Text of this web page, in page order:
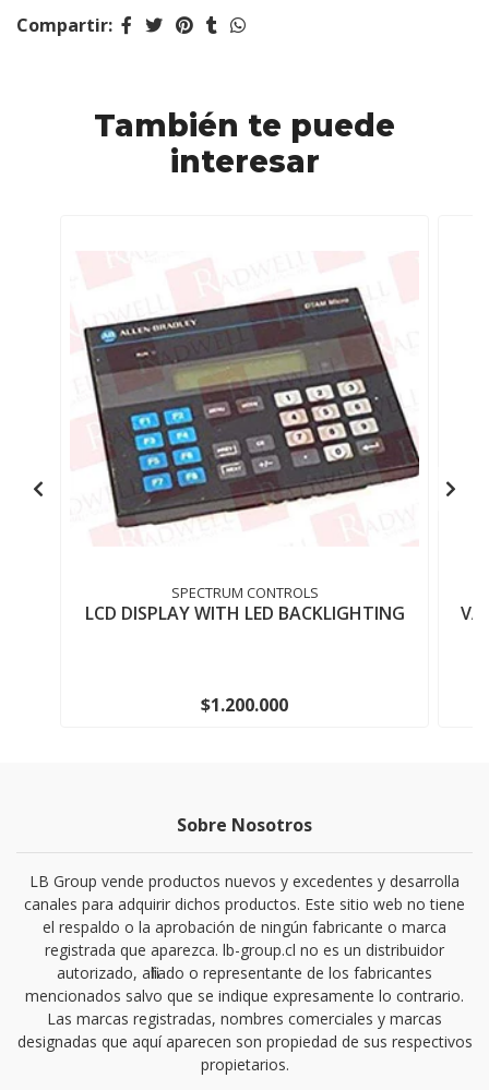
Compartir:
También te puede
interesar
SPECTRUM CONTROLS
LCD DISPLAY WITH LED BACKLIGHTING
$1.200.000
Sobre Nosotros
LB Group vende productos nuevos y excedentes y desarrolla
canales para adquirir dichos productos. Este sitio web no tiene
el respaldo o la aprobación de ningún fabricante o marca
registrada que aparezca. lb-group.cl no es un distribuidor
autorizado, afiliado o representante de los fabricantes
mencionados salvo que se indique expresamente lo contrario.
Las marcas registradas, nombres comerciales y marcas
designadas que aquí aparecen son propiedad de sus respectivos
propietarios.